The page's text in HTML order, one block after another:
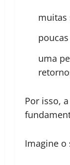
muitas
uma
Por isso,
Imagine o